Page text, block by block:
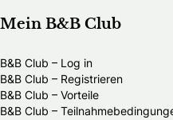
Mein B&B Club
B&B Club – Log in
B&B Club – Registrieren
B&B Club – Vorteile
B&B Club –